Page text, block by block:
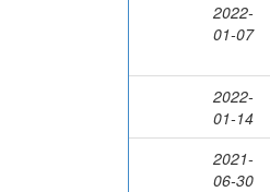
2022-
01-07
2022-
01-14
2021-
06-30